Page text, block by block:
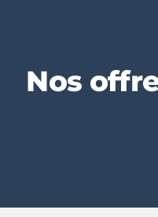
Nos